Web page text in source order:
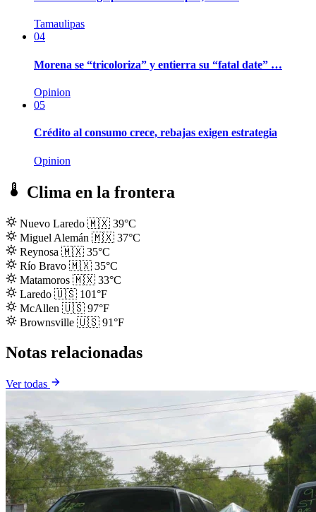
Tamaulipas
04
Morena se “tricoloriza” y entierra su “fatal date” …
Opinion
05
Crédito al consumo crece, rebajas exigen estrategia
Opinion
Clima en la frontera
Nuevo Laredo 🇲🇽 39°C
Miguel Alemán 🇲🇽 37°C
Reynosa 🇲🇽 35°C
Río Bravo 🇲🇽 35°C
Matamoros 🇲🇽 33°C
Laredo 🇺🇸 101°F
McAllen 🇺🇸 97°F
Brownsville 🇺🇸 91°F
Notas relacionadas
Ver todas